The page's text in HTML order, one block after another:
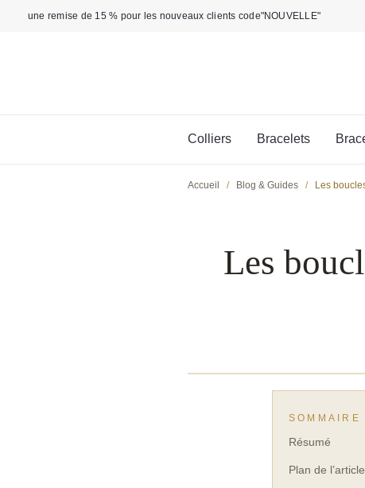
une remise de 15 % pour les nouveaux clients code"NOUVELLE"
Colliers Bracelets
Accueil / Blog & Guides / Les
Les
SOMMAIRE
Résumé
Plan de l’article